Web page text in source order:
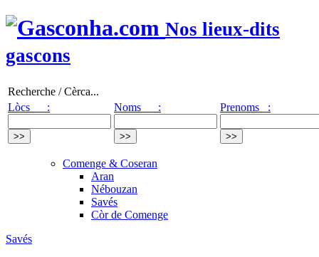
Nos lieux-dits
gascons
Recherche / Cèrca...
Lòcs :
Noms : Prenoms :
Comenge & Coseran
Aran
Nébouzan
Savés
Còr de Comenge
Savés